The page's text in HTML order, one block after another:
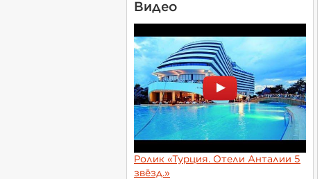
Видео
Ролик «Турция. Отели Анталии 5
звёзд.»